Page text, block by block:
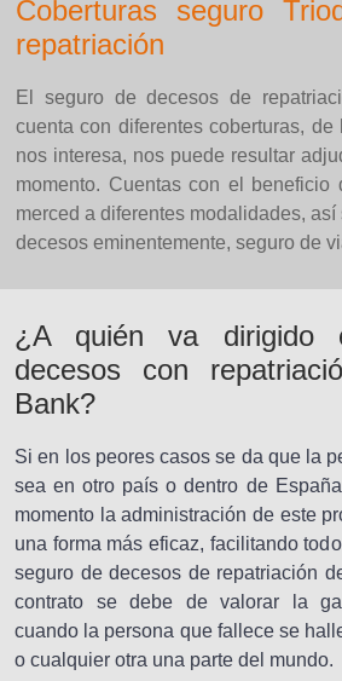
Coberturas seguro
repatriación
El seguro de decesos de
cuenta con diferentes coberturas, de
nos interesa, nos puede resultar
momento. Cuentas con el beneficio
merced a diferentes modalidades,
decesos eminentemente, seguro de
¿A quién va dirigido
decesos con
Bank?
Si en los peores casos se da que la
sea en otro país o dentro de
momento la administración de este
una forma más eficaz, facilitando
seguro de decesos de repatriación
contrato se debe de valorar la
cuando la persona que fallece se
o cualquier otra una parte del mundo.